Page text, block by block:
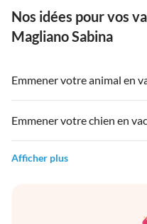
Nos idées pour vos
Magliano Sabina
Emmener votre chien en
Afficher plus